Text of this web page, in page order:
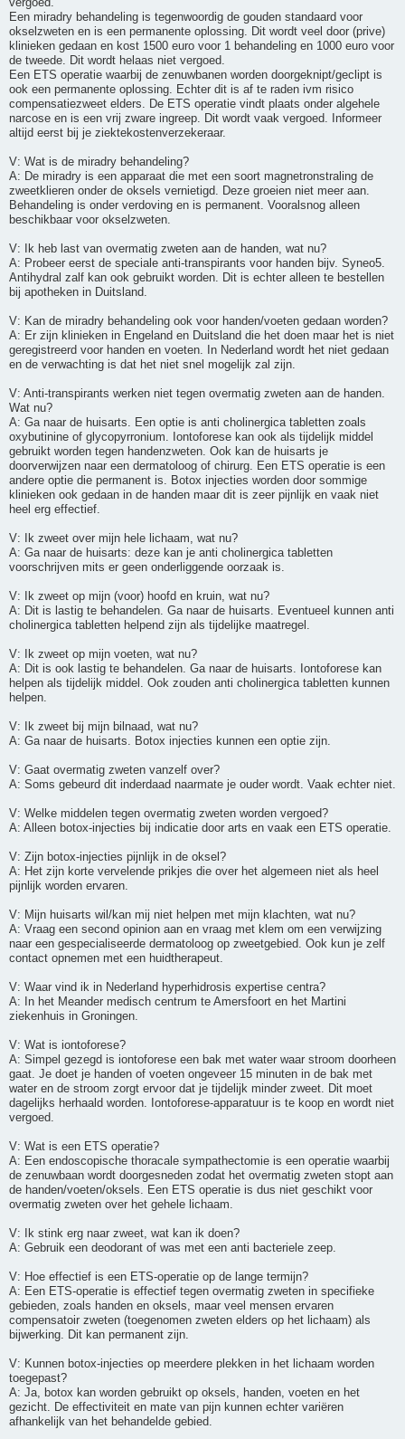
Een miradry behandeling is tegenwoordig de gouden standaard voor
okselzweten en is een permanente oplossing. Dit wordt veel door (prive)
klinieken gedaan en kost 1500 euro voor 1 behandeling en 1000 euro voor
de tweede. Dit wordt helaas niet vergoed.
Een ETS operatie waarbij de zenuwbanen worden doorgeknipt/geclipt is
ook een permanente oplossing. Echter dit is af te raden ivm risico
compensatiezweet elders. De ETS operatie vindt plaats onder algehele
narcose en is een vrij zware ingreep. Dit wordt vaak vergoed. Informeer
altijd eerst bij je ziektekostenverzekeraar.
V: Wat is de miradry behandeling?
A: De miradry is een apparaat die met een soort magnetronstraling de
zweetklieren onder de oksels vernietigd. Deze groeien niet meer aan.
Behandeling is onder verdoving en is permanent. Vooralsnog alleen
beschikbaar voor okselzweten.
V: Ik heb last van overmatig zweten aan de handen, wat nu?
A: Probeer eerst de speciale anti-transpirants voor handen bijv. Syneo5.
Antihydral zalf kan ook gebruikt worden. Dit is echter alleen te bestellen
bij apotheken in Duitsland.
V: Kan de miradry behandeling ook voor handen/voeten gedaan worden?
A: Er zijn klinieken in Engeland en Duitsland die het doen maar het is niet
geregistreerd voor handen en voeten. In Nederland wordt het niet gedaan
en de verwachting is dat het niet snel mogelijk zal zijn.
V: Anti-transpirants werken niet tegen overmatig zweten aan de handen.
Wat nu?
A: Ga naar de huisarts. Een optie is anti cholinergica tabletten zoals
oxybutinine of glycopyrronium. Iontoforese kan ook als tijdelijk middel
gebruikt worden tegen handenzweten. Ook kan de huisarts je
doorverwijzen naar een dermatoloog of chirurg. Een ETS operatie is een
andere optie die permanent is. Botox injecties worden door sommige
klinieken ook gedaan in de handen maar dit is zeer pijnlijk en vaak niet
heel erg effectief.
V: Ik zweet over mijn hele lichaam, wat nu?
A: Ga naar de huisarts: deze kan je anti cholinergica tabletten
voorschrijven mits er geen onderliggende oorzaak is.
V: Ik zweet op mijn (voor) hoofd en kruin, wat nu?
A: Dit is lastig te behandelen. Ga naar de huisarts. Eventueel kunnen anti
cholinergica tabletten helpend zijn als tijdelijke maatregel.
V: Ik zweet op mijn voeten, wat nu?
A: Dit is ook lastig te behandelen. Ga naar de huisarts. Iontoforese kan
helpen als tijdelijk middel. Ook zouden anti cholinergica tabletten kunnen
helpen.
V: Ik zweet bij mijn bilnaad, wat nu?
A: Ga naar de huisarts. Botox injecties kunnen een optie zijn.
V: Gaat overmatig zweten vanzelf over?
A: Soms gebeurd dit inderdaad naarmate je ouder wordt. Vaak echter niet.
V: Welke middelen tegen overmatig zweten worden vergoed?
A: Alleen botox-injecties bij indicatie door arts en vaak een ETS operatie.
V: Zijn botox-injecties pijnlijk in de oksel?
A: Het zijn korte vervelende prikjes die over het algemeen niet als heel
pijnlijk worden ervaren.
V: Mijn huisarts wil/kan mij niet helpen met mijn klachten, wat nu?
A: Vraag een second opinion aan en vraag met klem om een verwijzing
naar een gespecialiseerde dermatoloog op zweetgebied. Ook kun je zelf
contact opnemen met een huidtherapeut.
V: Waar vind ik in Nederland hyperhidrosis expertise centra?
A: In het Meander medisch centrum te Amersfoort en het Martini
ziekenhuis in Groningen.
V: Wat is iontoforese?
A: Simpel gezegd is iontoforese een bak met water waar stroom doorheen
gaat. Je doet je handen of voeten ongeveer 15 minuten in de bak met
water en de stroom zorgt ervoor dat je tijdelijk minder zweet. Dit moet
dagelijks herhaald worden. Iontoforese-apparatuur is te koop en wordt niet
vergoed.
V: Wat is een ETS operatie?
A: Een endoscopische thoracale sympathectomie is een operatie waarbij
de zenuwbaan wordt doorgesneden zodat het overmatig zweten stopt aan
de handen/voeten/oksels. Een ETS operatie is dus niet geschikt voor
overmatig zweten over het gehele lichaam.
V: Ik stink erg naar zweet, wat kan ik doen?
A: Gebruik een deodorant of was met een anti bacteriele zeep.
V: Hoe effectief is een ETS-operatie op de lange termijn?
A: Een ETS-operatie is effectief tegen overmatig zweten in specifieke
gebieden, zoals handen en oksels, maar veel mensen ervaren
compensatoir zweten (toegenomen zweten elders op het lichaam) als
bijwerking. Dit kan permanent zijn.
V: Kunnen botox-injecties op meerdere plekken in het lichaam worden
toegepast?
A: Ja, botox kan worden gebruikt op oksels, handen, voeten en het
gezicht. De effectiviteit en mate van pijn kunnen echter variëren
afhankelijk van het behandelde gebied.